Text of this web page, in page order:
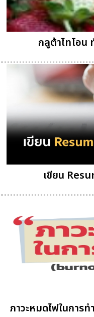
กลูต้าไทโอน
เขียน
ภาวะหมดไฟในกา